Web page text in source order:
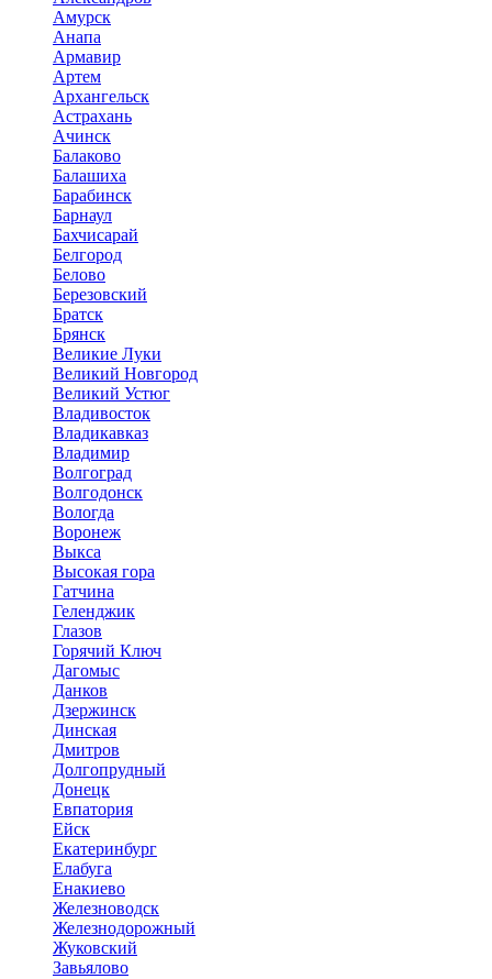
Амурск
Анапа
Армавир
Артем
Архангельск
Астрахань
Ачинск
Балаково
Балашиха
Барабинск
Барнаул
Бахчисарай
Белгород
Белово
Березовский
Братск
Брянск
Великие Луки
Великий Новгород
Великий Устюг
Владивосток
Владикавказ
Владимир
Волгоград
Волгодонск
Вологда
Воронеж
Выкса
Высокая гора
Гатчина
Геленджик
Глазов
Горячий Ключ
Дагомыс
Данков
Дзержинск
Динская
Дмитров
Долгопрудный
Донецк
Евпатория
Ейск
Екатеринбург
Елабуга
Енакиево
Железноводск
Железнодорожный
Жуковский
Завьялово